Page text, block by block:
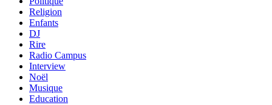
Religion
Enfants
DJ
Rire
Radio Campus
Interview
Noël
Musique
Education